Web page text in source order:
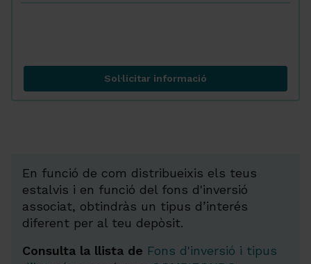
Sol·licitar informació
Combinació 2
En funció de com distribueixis els teus
estalvis i en funció del fons d'inversió
associat, obtindràs un tipus d’interés
diferent per al teu depòsit.
Consulta la llista de Fons d'inversió i tipus